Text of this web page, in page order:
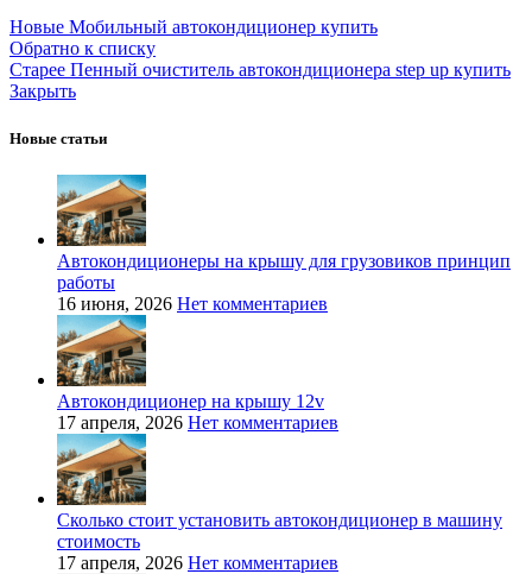
Новые Мобильный автокондиционер купить
Обратно к списку
Старее Пенный очиститель автокондиционера step up купить
Закрыть
Новые статьи
Автокондиционеры на крышу для грузовиков принцип
работы
16 июня, 2026 Нет комментариев
Автокондиционер на крышу 12v
17 апреля, 2026 Нет комментариев
Сколько стоит установить автокондиционер в машину
стоимость
17 апреля, 2026 Нет комментариев